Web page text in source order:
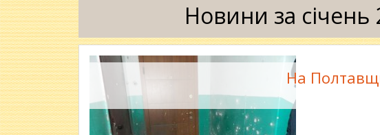
Новини за січень
На